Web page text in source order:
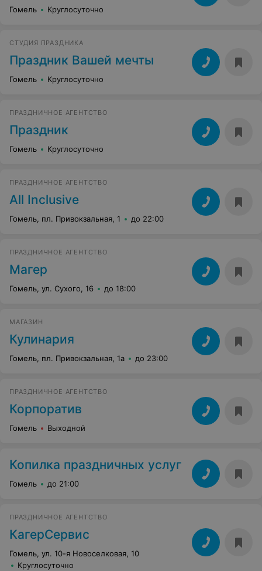
Гомель Круглосуточно
СТУДИЯ ПРАЗДНИКА
Праздник Вашей мечты
Гомель Круглосуточно
ПРАЗДНИЧНОЕ АГЕНТСТВО
Праздник
Гомель Круглосуточно
ПРАЗДНИЧНОЕ АГЕНТСТВО
All Inсlusive
Гомель, пл. Привокзальная, 1 до 22:00
ПРАЗДНИЧНОЕ АГЕНТСТВО
Магер
Гомель, ул. Сухого, 16 до 18:00
МАГАЗИН
Кулинария
Гомель, пл. Привокзальная, 1а до 23:00
ПРАЗДНИЧНОЕ АГЕНТСТВО
Корпоратив
Гомель Выходной
Копилка праздничных услуг
Гомель до 21:00
ПРАЗДНИЧНОЕ АГЕНТСТВО
КагерСервис
Гомель, ул. 10-я Новоселковая, 10
Круглосуточно